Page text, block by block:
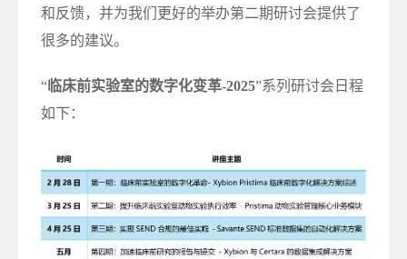
和反馈，并为我们更好的举办第二期研讨会提供了
很多的建议。
“ 临床前实验室的数字化变革-2025”系列研讨会日程
如下：